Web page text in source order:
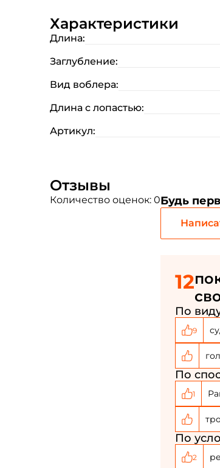
Характеристики
Длина:
Заглубление:
Вид воблера:
Длина с лопастью:
Артикул:
Отзывы
Количество оценок: 0Будь
12
По
9
По
1
По
2